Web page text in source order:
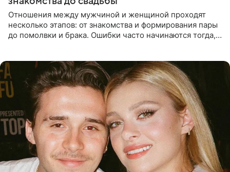
Отношения между мужчиной и женщиной проходят
несколько этапов: от знакомства и формирования пары
до помолвки и брака. Ошибки часто начинаются тогда,